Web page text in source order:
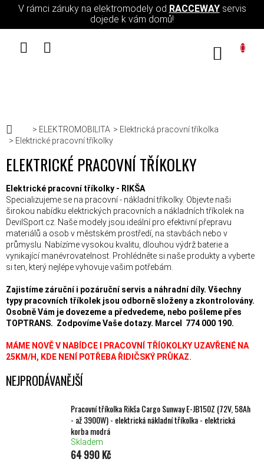
Přejít na obsah
V rámci záruky na elektromodely od RACCEWAYservis
dojede k vám domů!
Domů
ELEKTROMOBILITA
Elektrická pracovní tříkolka
Elektrické pracovní tříkolky
ELEKTRICKÉ PRACOVNÍ TŘÍKOLKY
Elektrické pracovní tříkolky - RIKŠA
Specializujeme se na pracovní - nákladní tříkolky. Objevte naši
širokou nabídku elektrických pracovních a nákladních tříkolek na
DevilSport.cz. Naše modely jsou ideální pro efektivní přepravu
materiálů a osob v městském prostředí, na stavbách nebo v
průmyslu. Nabízíme vysokou kvalitu, dlouhou výdrž baterie a
vynikající manévrovatelnost. Prohlédněte si naše produkty a vyberte
si ten, který nejlépe vyhovuje vašim potřebám.
Zajistíme záruční i pozáruční servis a náhradní díly. Všechny
typy pracovních tříkolek jsou odborně složeny a zkontrolovány.
Osobně Vám je dovezeme a předvedeme, nebo pošleme přes
TOPTRANS. Zodpovíme Vaše dotazy. Marcel 774 000 190.
MÁME NOVĚ V NABÍDCE I PRACOVNÍ TŘÍOKOLKY UZAVŘENÉ NA
25KM/H, KDE NENÍ POTŘEBA ŘIDIČSKÝ PRŮKAZ.
NEJPRODÁVANĚJŠÍ
Pracovní tříkolka Rikša Cargo Sunway E-JB150Z (72V, 58Ah
- až 3900W) - elektrická nákladní tříkolka - elektrická
korba modrá
Skladem
64 990 Kč